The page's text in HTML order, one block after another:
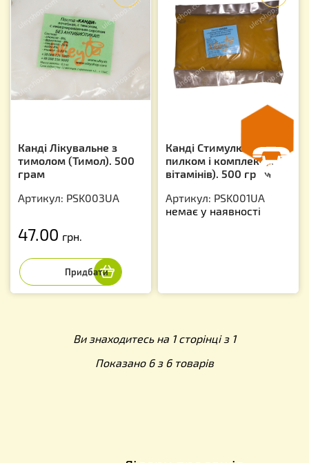
Канді Лікувальне з
тимолом (Тимол). 500
грам
Артикул: PSK003UA
47.00 грн.
Канді Стимулююче (з
пилком і комплексом
вітамінів). 500 грам
Артикул: PSK001UA
немає у наявності
Ви знаходитесь на 1 сторінці з 1
Показано 6 з 6 товарів